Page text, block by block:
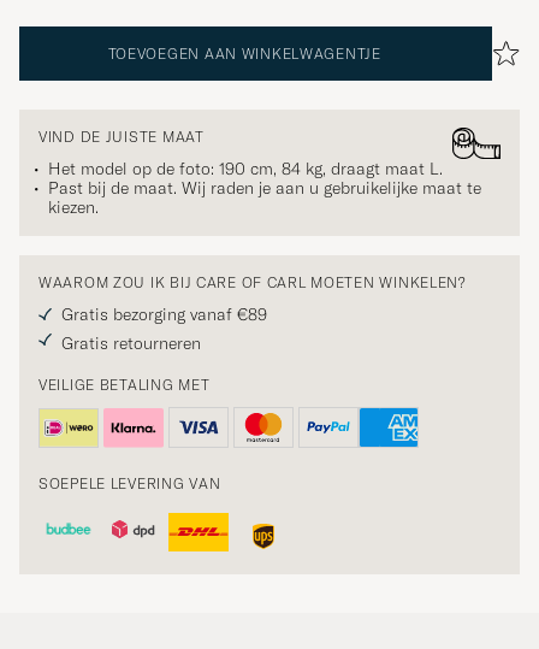
TOEVOEGEN AAN WINKELWAGENTJE
VIND DE JUISTE MAAT
Het model op de foto: 190 cm, 84 kg, draagt maat L.
Past bij de maat. Wij raden je aan u gebruikelijke maat te
kiezen.
WAAROM ZOU IK BIJ CARE OF CARL MOETEN WINKELEN?
Gratis bezorging vanaf €89
Gratis retourneren
VEILIGE BETALING MET
SOEPELE LEVERING VAN